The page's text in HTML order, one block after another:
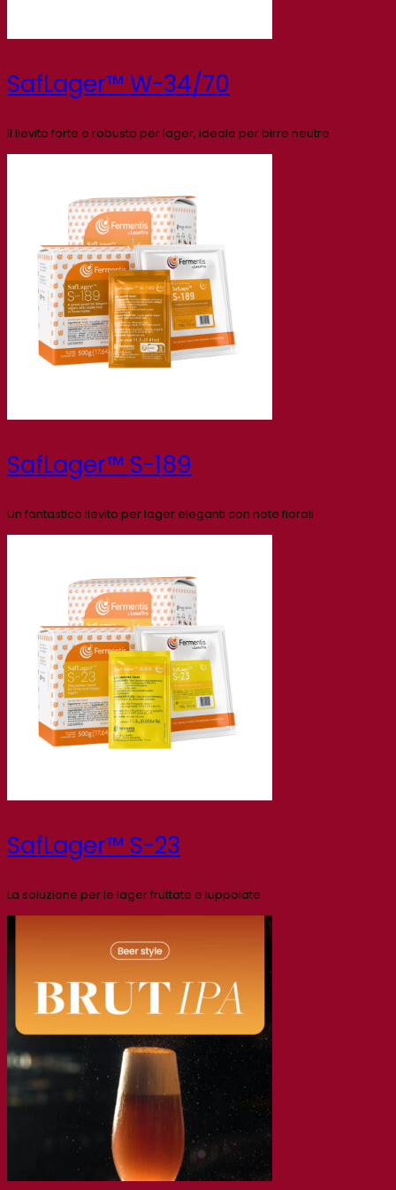
SafLager™ W-34/70
Il lievito forte e robusto per lager, ideale per birre neutre
SafLager™ S-189
Un fantastico lievito per lager eleganti con note fiorali
SafLager™ S-23
La soluzione per le lager fruttate e luppolate